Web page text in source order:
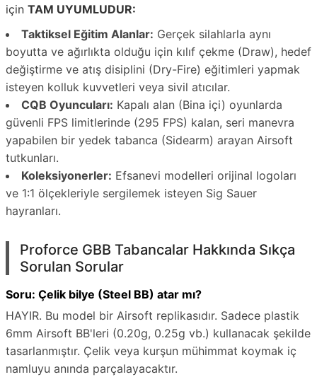
için TAM UYUMLUDUR:
Taktiksel Eğitim Alanlar: Gerçek silahlarla aynı
boyutta ve ağırlıkta olduğu için kılıf çekme (Draw), hedef
değiştirme ve atış disiplini (Dry-Fire) eğitimleri yapmak
isteyen kolluk kuvvetleri veya sivil atıcılar.
CQB Oyuncuları: Kapalı alan (Bina içi) oyunlarda
güvenli FPS limitlerinde (295 FPS) kalan, seri manevra
yapabilen bir yedek tabanca (Sidearm) arayan Airsoft
tutkunları.
Koleksiyonerler: Efsanevi modelleri orijinal logoları
ve 1:1 ölçekleriyle sergilemek isteyen Sig Sauer
hayranları.
Proforce GBB Tabancalar Hakkında Sıkça
Sorulan Sorular
Soru: Çelik bilye (Steel BB) atar mı?
HAYIR. Bu model bir Airsoft replikasıdır. Sadece plastik
6mm Airsoft BB'leri (0.20g, 0.25g vb.) kullanacak şekilde
tasarlanmıştır. Çelik veya kurşun mühimmat koymak iç
namluyu anında parçalayacaktır.